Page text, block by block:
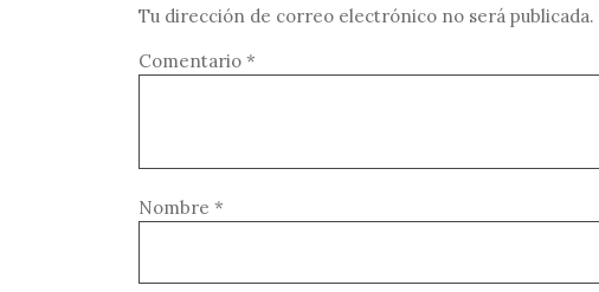
Tu dirección de correo electrónico no será publicada.
Comentario *
Nombre *